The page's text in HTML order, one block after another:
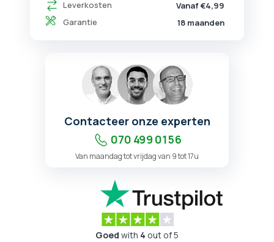
Leverkosten
Vanaf €4,99
Garantie
18 maanden
Contacteer onze experten
070 499 01 56
Van maandag tot vrijdag van 9 tot 17u
Goed with 4 out of 5